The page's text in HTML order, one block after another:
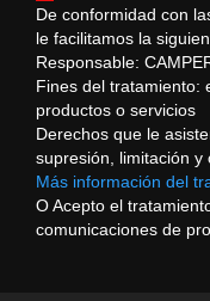
De conformidad con
le facilitamos la
Responsable:
Fines del tratamiento:
productos o servicios
Derechos que le
supresión, limitación y
Más información del
O Acepto el
comunicaciones de